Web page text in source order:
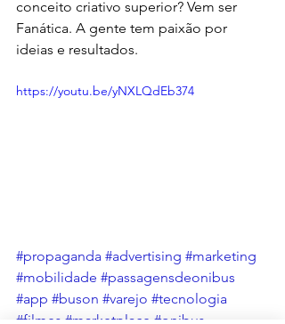
conceito criativo superior? Vem ser
Fanática. A gente tem paixão por
ideias e resultados.
https://youtu.be/yNXLQdEb374
#propaganda #advertising #marketing
#mobilidade #passagensdeonibus
#app #buson #varejo #tecnologia
#filmes #marketplace #onibus